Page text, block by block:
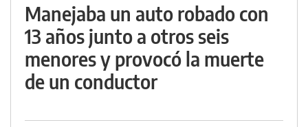
Manejaba un auto robado con
13 años junto a otros seis
menores y provocó la muerte
de un conductor